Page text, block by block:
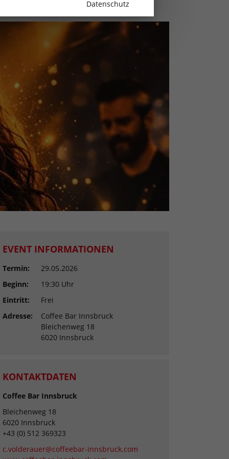
EVENT INFORMATIONEN
Termin:
29.05.2026
Beginn:
19:30 Uhr
Eintritt:
Frei
Adresse:
Coffee Bar Innsbruck
Bleichenweg 18
6020 Innsbruck
KONTAKTDATEN
Coffee Bar Innsbruck
Bleichenweg 18
6020 Innsbruck
+43 (0) 512 369323
c.volderauer@coffeebar-innsbruck.com
Datenschutz